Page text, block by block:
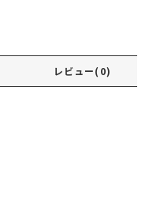
レビュー(0)